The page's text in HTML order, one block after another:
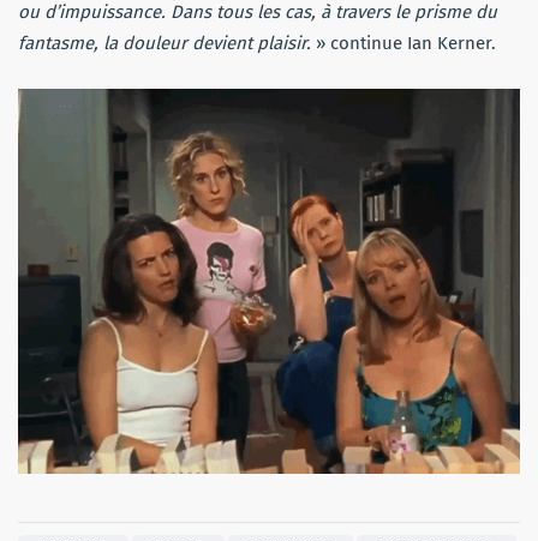
ou d’impuissance. Dans tous les cas, à travers le prisme du
fantasme, la douleur devient plaisir. » continue Ian Kerner.